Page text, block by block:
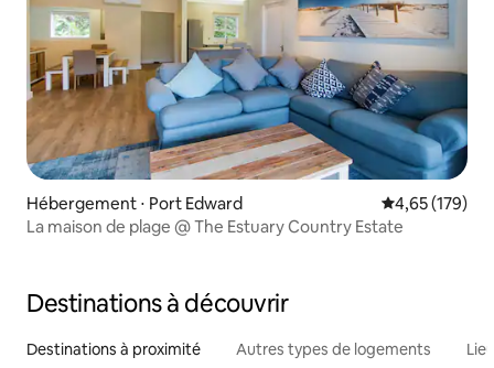
Hébergement ⋅ Port Edward Évaluation
4,65 (179)
La maison de plage @ The Estuary Country Estate
Destinations à découvrir
Destinations à proximité Autres types de logements